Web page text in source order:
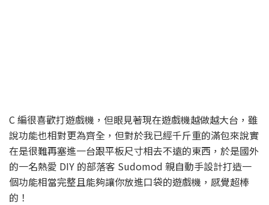
C 編很喜歡打遊戲機，但眼見著現在遊戲機越做越大台，雖
說功能也相對更為齊全，但對於我已經千斤重的滿包來說實
在是很難再塞進一台跟平板尺寸相去不遠的東西，於是國外
的一名熱愛 DIY 的部落客 Sudomod 親自動手設計打造一
個功能相當完整且能夠讓你放進口袋的遊戲機，感覺超棒
的！